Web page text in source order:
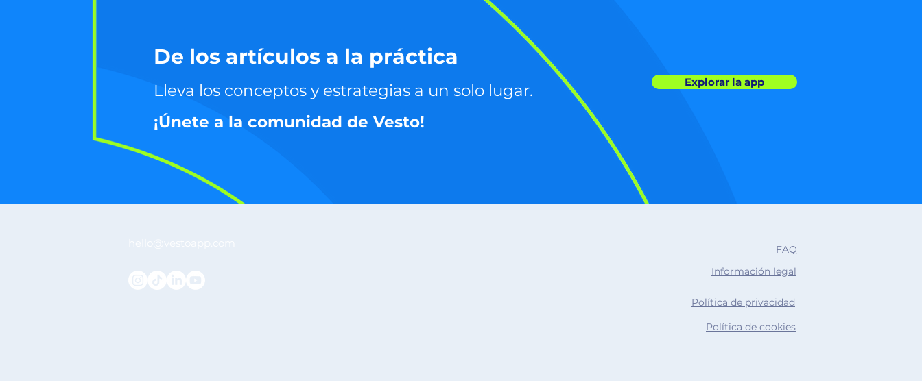
De los artículos a la práctica
Lleva los conceptos y estrategias a un solo lugar.
¡Únete a la comunidad de Vesto!
Explorar la app
FAQ
Información legal
Política de privacidad
Política de cookies